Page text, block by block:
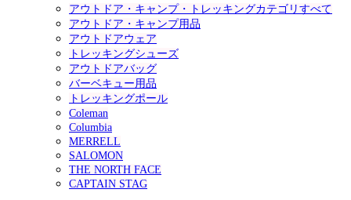
アウトドア・キャンプ・トレッキングカテゴリすべて
アウトドア・キャンプ用品
アウトドアウェア
トレッキングシューズ
アウトドアバッグ
バーベキュー用品
トレッキングポール
Coleman
Columbia
MERRELL
SALOMON
THE NORTH FACE
CAPTAIN STAG